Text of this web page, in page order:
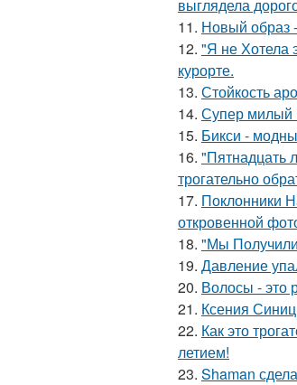
выглядела
11. Новый образ
12. "Я не Хотела
курорте.
13. Стойкость
14. Супер милый
15. Бикси -
16. "Пятнадцать
трогательно
17. Поклонники
откровенной
18. "Мы
19. Давление
20. Волосы - это
21. Ксения
22. Как это
летием!
23. Shaman